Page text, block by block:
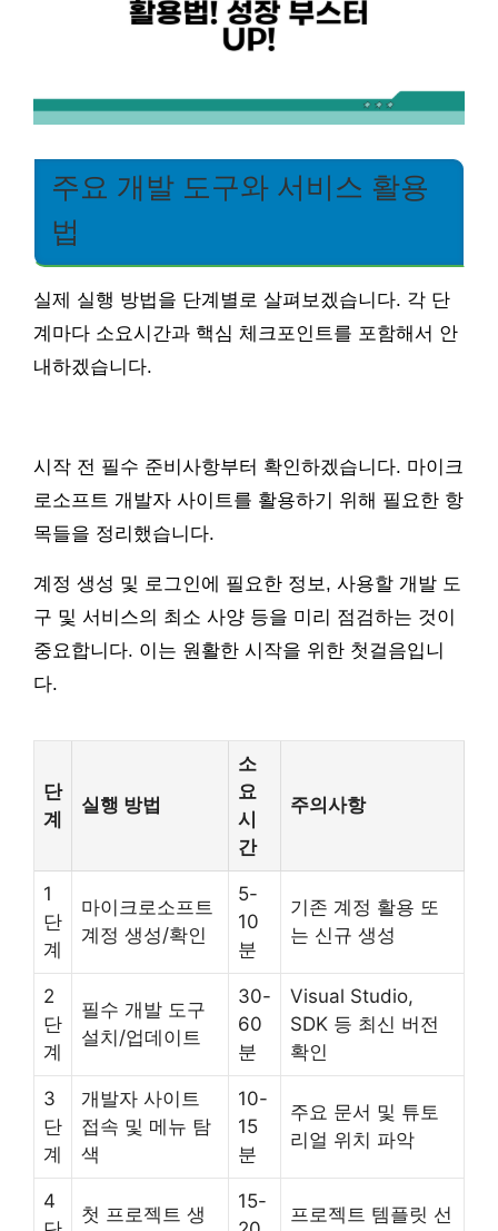
주요 개발 도구와 서비스 활용
법
실제 실행 방법을 단계별로 살펴보겠습니다. 각 단
계마다 소요시간과 핵심 체크포인트를 포함해서 안
내하겠습니다.
시작 전 필수 준비사항부터 확인하겠습니다. 마이크
로소프트 개발자 사이트를 활용하기 위해 필요한 항
목들을 정리했습니다.
계정 생성 및 로그인에 필요한 정보, 사용할 개발 도
구 및 서비스의 최소 사양 등을 미리 점검하는 것이
중요합니다. 이는 원활한 시작을 위한 첫걸음입니
다.
단
계
실행 방법
소
요
시
간
주의사항
1
단
계
마이크로소프트
계정 생성/확인
5-
10
분
기존 계정 활용 또
는 신규 생성
2
단
계
필수 개발 도구
설치/업데이트
30-
60
분
Visual Studio,
SDK 등 최신 버전
확인
3
단
계
개발자 사이트
접속 및 메뉴 탐
색
10-
15
분
주요 문서 및 튜토
리얼 위치 파악
4
첫 프로젝트 생
15-
프로젝트 템플릿 선